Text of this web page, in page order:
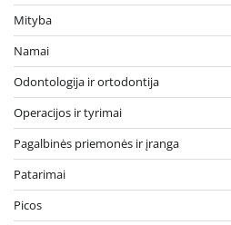
Mityba
Namai
Odontologija ir ortodontija
Operacijos ir tyrimai
Pagalbinės priemonės ir įranga
Patarimai
Picos